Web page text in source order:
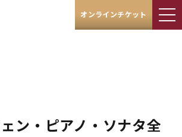
オンラインチケット
ン・ピアノ・ソナタ全